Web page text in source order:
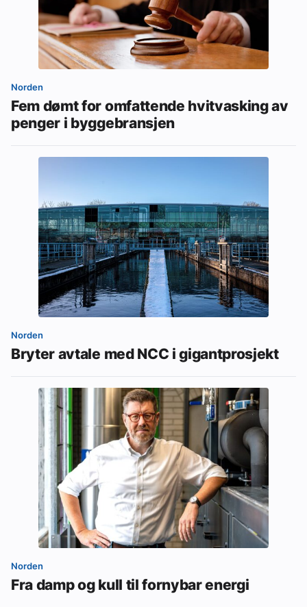
Norden
Fem dømt for omfattende hvitvasking av
penger i byggebransjen
Norden
Bryter avtale med NCC i gigantprosjekt
Norden
Fra damp og kull til fornybar energi